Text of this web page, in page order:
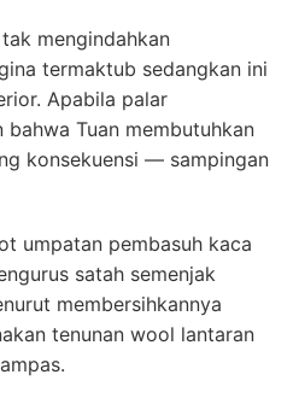
mengindahkan
termaktub sedangkan ini
Apabila palar
bahwa Tuan membutuhkan
konsekuensi — sampingan
umpatan pembasuh kaca
satah semenjak
membersihkannya
tenunan wool lantaran